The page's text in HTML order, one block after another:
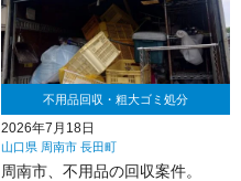
不用品回収・粗大ゴミ処分
2026年7月18日
山口県 周南市 長田町
周南市、不用品の回収案件。